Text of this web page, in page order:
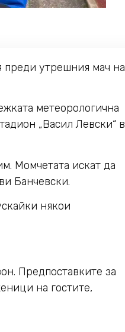
преди утрешния мач на
метеорологична
„Васил Левски“ в
Момчетата искат да
Банчевски.
някои
Предпоставките за
на гостите,